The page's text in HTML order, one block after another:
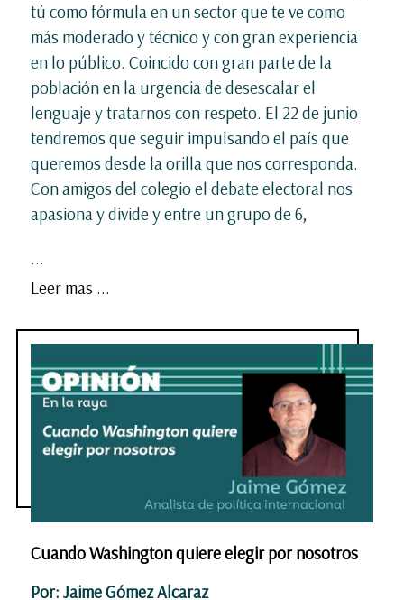
tú como fórmula en un sector que te ve como
más moderado y técnico y con gran experiencia
en lo público. Coincido con gran parte de la
población en la urgencia de desescalar el
lenguaje y tratarnos con respeto. El 22 de junio
tendremos que seguir impulsando el país que
queremos desde la orilla que nos corresponda.
Con amigos del colegio el debate electoral nos
apasiona y divide y entre un grupo de 6,
...
Leer mas ...
Cuando Washington quiere elegir por nosotros
Por: Jaime Gómez Alcaraz